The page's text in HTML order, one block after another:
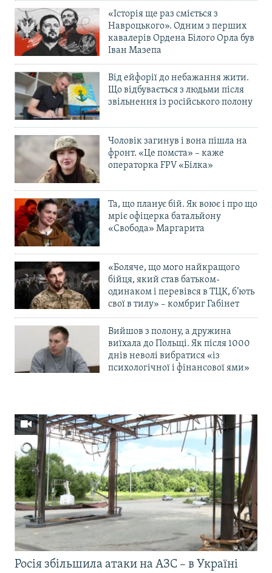
«Історія ще раз сміється з
Навроцького». Одним з перших
кавалерів Ордена Білого Орла був
Іван Мазепа
Від ейфорії до небажання жити.
Що відбувається з людьми після
звільнення із російського полону
Чоловік загинув і вона пішла на
фронт. «Це помста» – каже
операторка FPV «Білка»
Та, що планує бій. Як воює і про що
мріє офіцерка батальйону
«Свобода» Маргарита
«Боляче, що мого найкращого
бійця, який став батьком-
одинаком і перевівся в ТЦК, б’ють
свої в тилу» – комбриг Габінет
Вийшов з полону, а дружина
виїхала до Польщі. Як після 1000
днів неволі вибратися «із
психологічної і фінансової ями»
Росія збільшила атаки на АЗС – в Україні